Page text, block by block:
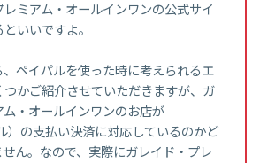
ミアム・オールインワンの公式サイ
いいですよ。
ペイパルを使った時に考えられるエ
かご紹介させていただきますが、ガ
ム・オールインワンのお店が
）の支払い決済に対応しているのかど
ん。なので、実際にガレイド・プレ